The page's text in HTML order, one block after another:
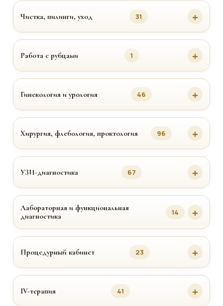
Чистка, пилинги, уход 31
Работа с рубцами 1
Гинекология и урология 46
Хирургия, флебология, проктология 96
УЗИ-диагностика 67
Лабораторная и функциональная
диагностика
14
Процедурный кабинет 23
IV-терапия 41